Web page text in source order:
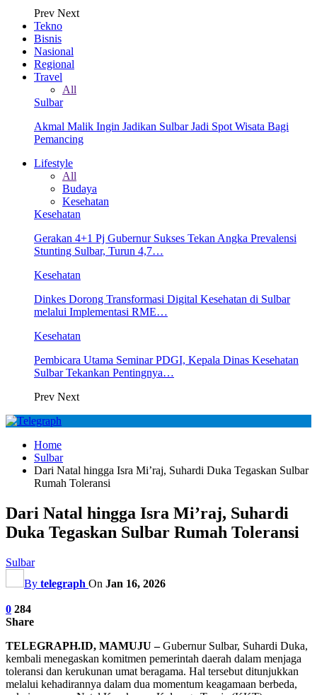
Prev Next
Tekno
Bisnis
Nasional
Regional
Travel
All
Sulbar
Akmal Malik Ingin Jadikan Sulbar Jadi Spot Wisata Bagi
Pemancing
Lifestyle
All
Budaya
Kesehatan
Kesehatan
Gerakan 4+1 Pj Gubernur Sukses Tekan Angka Prevalensi
Stunting Sulbar, Turun 4,7…
Kesehatan
Dinkes Dorong Transformasi Digital Kesehatan di Sulbar
melalui Implementasi RME…
Kesehatan
Pembicara Utama Seminar PDGI, Kepala Dinas Kesehatan
Sulbar Tekankan Pentingnya…
Prev Next
Home
Sulbar
Dari Natal hingga Isra Mi’raj, Suhardi Duka Tegaskan Sulbar
Rumah Toleransi
Dari Natal hingga Isra Mi’raj, Suhardi
Duka Tegaskan Sulbar Rumah Toleransi
Sulbar
By telegraph On Jan 16, 2026
0 284
Share
TELEGRAPH.ID, MAMUJU –Gubernur Sulbar, Suhardi Duka,
kembali menegaskan komitmen pemerintah daerah dalam menjaga
toleransi dan kerukunan umat beragama. Hal tersebut ditunjukkan
melalui kehadirannya dalam dua momentum keagamaan berbeda,